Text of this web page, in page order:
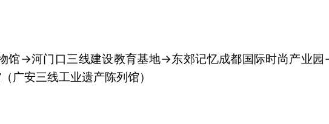
馆→河门口三线建设教育基地→东郊记忆成都国际时尚产业
广安三线工业遗产陈列馆）